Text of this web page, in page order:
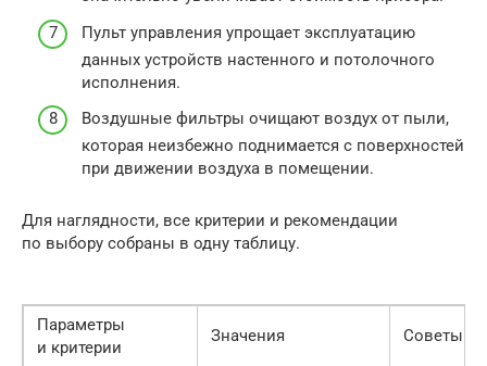
Пульт управления упрощает эксплуатацию
данных устройств настенного и потолочного
исполнения.
Воздушные фильтры очищают воздух от пыли,
которая неизбежно поднимается с поверхностей
при движении воздуха в помещении.
Для наглядности, все критерии и рекомендации
по выбору собраны в одну таблицу.
Параметры
и критерии
Значения Советы